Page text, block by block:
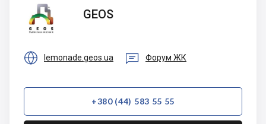
GEOS
GEOS
 lemonade.geos.ua  Форум ЖК
+380 (44) 583 55 55